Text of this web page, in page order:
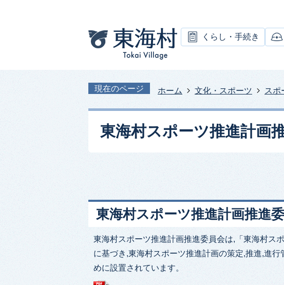
くらし・手続き
現在のページ ホーム 文化・スポーツ スポ
東海村スポーツ推進計画
東海村スポーツ推進計画推進
東海村スポーツ推進計画推進委員会は,「東海村ス
に基づき,東海村スポーツ推進計画の策定,推進,進
めに設置されています。